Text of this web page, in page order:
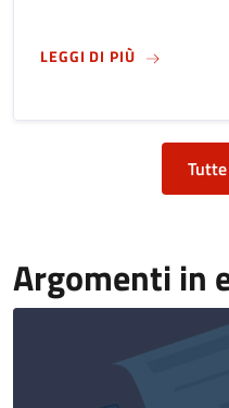
LEGGI DI PIÙSU
Argomenti in